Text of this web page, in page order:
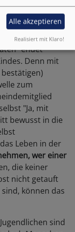
ihrem Lebens-
"endet"
Denn mit
zum
"Ja, mit
bewusst in die
Leben in der
wer einer
die keiner
nicht getauft
können das
sind
Alle akzeptieren
Realisiert mit Klaro!